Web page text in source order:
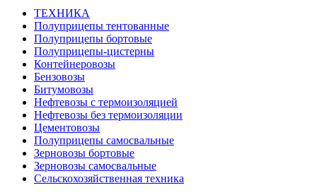
ТЕХНИКА
Полуприцепы тентованные
Полуприцепы бортовые
Полуприцепы-цистерны
Контейнеровозы
Бензовозы
Битумовозы
Нефтевозы с термоизоляцией
Нефтевозы без термоизоляции
Цементовозы
Полуприцепы самосвальные
Зерновозы бортовые
Зерновозы самосвальные
Сельскохозяйственная техника